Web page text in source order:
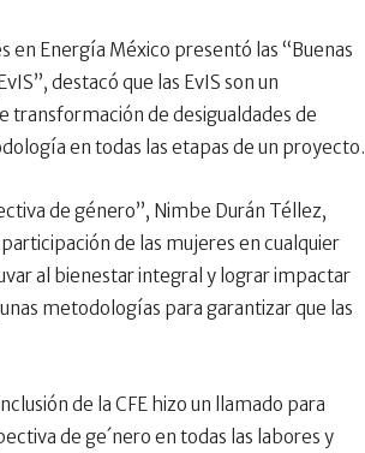
en Energía México presentó las “Buenas
destacó que las EvIS son un
de desigualdades de
en todas las etapas de un proyecto.
de género”, Nimbe Durán Téllez,
de las mujeres en cualquier
al bienestar integral y lograr impactar
metodologías para garantizar que las
de la CFE hizo un llamado para
de ge´nero en todas las labores y